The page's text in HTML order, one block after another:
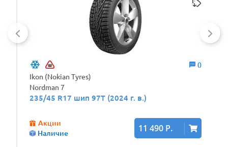
0
Ikon (Nokian Tyres)
Nordman 7
235/45 R17 шип 97T (2024 г. в.)
Акции
Наличие
11 490 Р.